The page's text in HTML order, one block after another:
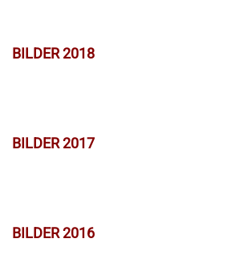
BILDER 2018
BILDER 2017
BILDER 2016